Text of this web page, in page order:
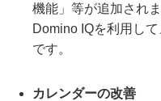
機能」等が追加され
Domino IQを利用し
です。
カレンダーの改善